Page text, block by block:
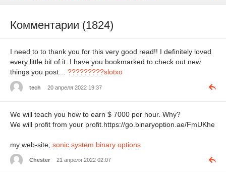
Комментарии (1824)
I need to to thank you for this very good read!! I definitely loved
every little bit of it. I have you bookmarked to check out new
things you post… ?????????slotxo
tech 20 апреля 2022 19:37
We will teach you how to earn $ 7000 per hour. Why?
We will profit from your profit.https://go.binaryoption.ae/FmUKhe
my web-site; sonic system binary options
Chester 21 апреля 2022 02:07